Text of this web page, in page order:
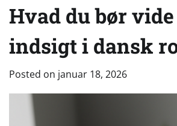
Hvad du bør
indsigt i dansk
Posted on januar 18, 2026